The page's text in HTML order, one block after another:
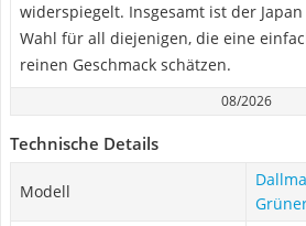
widerspiegelt. Insgesamt ist der
Wahl für all diejenigen, die eine
reinen Geschmack schätzen.
08/2026
Technische Details
Modell